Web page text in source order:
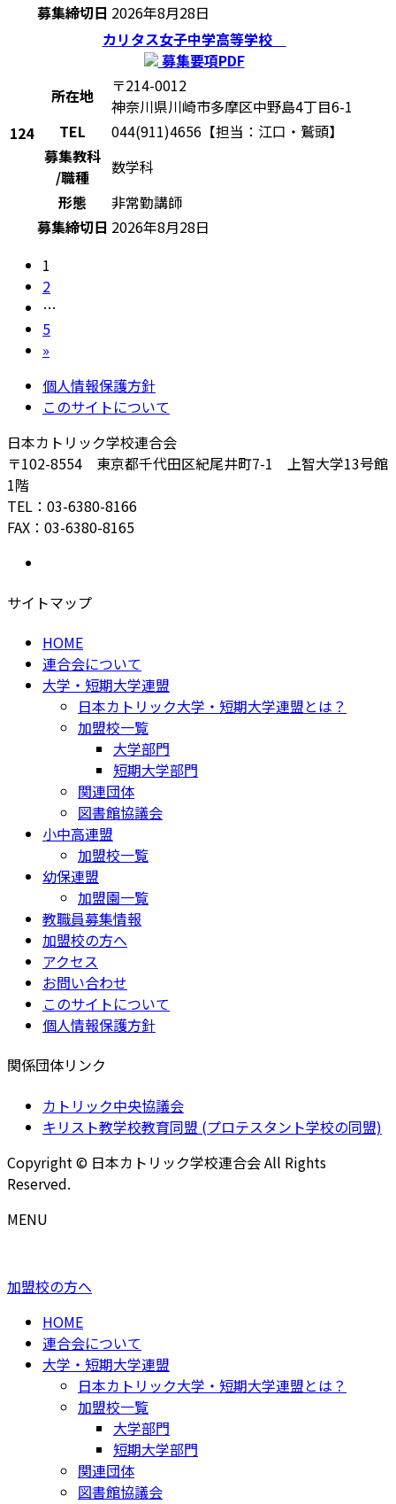
募集締切日 2026年8月28日
124
カリタス女子中学高等学校
募集要項PDF
所在地
〒214-0012
神奈川県川崎市多摩区中野島4丁目6-1
TEL
044(911)4656【担当：江口・鷲頭】
募集教科
/職種
数学科
形態
非常勤講師
募集締切日 2026年8月28日
投
稿
の
ペ
ー
送
り
固
定
ペ
ー
ジ
1
固
定
ペ
ー
2
…
固
定
ー
ジ
5
»
個人情報保護方針
このサイトについて
日本カトリック学校連合会
〒102-8554 東京都千代田区紀尾井町7-1 上智大学13号館
1階
TEL：03-6380-8166
FAX：03-6380-8165
サイトマップ
HOME
連合会について
大学・短期大学連盟
日本カトリック大学・短期大学連盟とは？
加盟校一覧
大学部門
短期大学部門
関連団体
図書館協議会
小中高連盟
加盟校一覧
幼保連盟
加盟園一覧
教職員募集情報
加盟校の方へ
アクセス
お問い合わせ
このサイトについて
個人情報保護方針
関係団体リンク
カトリック中央協議会
キリスト教学校教育同盟 (プロテスタント学校の同盟)
Copyright © 日本カトリック学校連合会 All Rights
Reserved.
MENU
加盟校の方へ
HOME
連合会について
大学・短期大学連盟
日本カトリック大学・短期大学連盟とは？
加盟校一覧
大学部門
短期大学部門
関連団体
図書館協議会